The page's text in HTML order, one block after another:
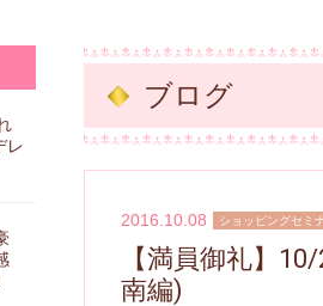
ブログ
2016.10.08 ショッピングセミ
【満員御礼】
南編)
レ